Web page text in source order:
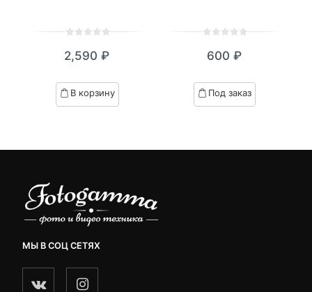
out
based
on
2,590 ₽
В корзину
out
based
on
600 ₽
Под заказ
МЫ В СОЦ СЕТЯХ